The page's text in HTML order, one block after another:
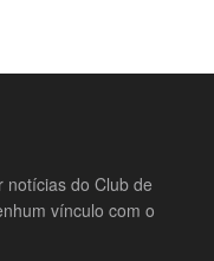
notícias do Club de
vínculo com o